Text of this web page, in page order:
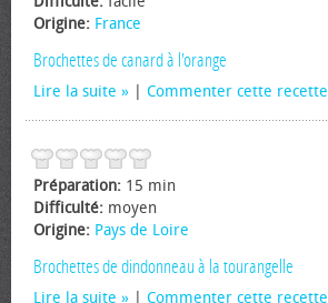
Origine: France
Brochettes de canard à l'orange
Lire la suite Commenter cette recette
Préparation: 15 min
Difficulté: moyen
Origine: Pays de Loire
Brochettes de dindonneau à la tourangelle
Lire la suite Commenter cette recette